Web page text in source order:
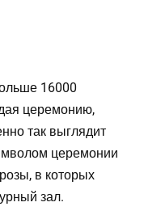
16000
церемонию,
так выглядит
церемонии
в которых
зал.